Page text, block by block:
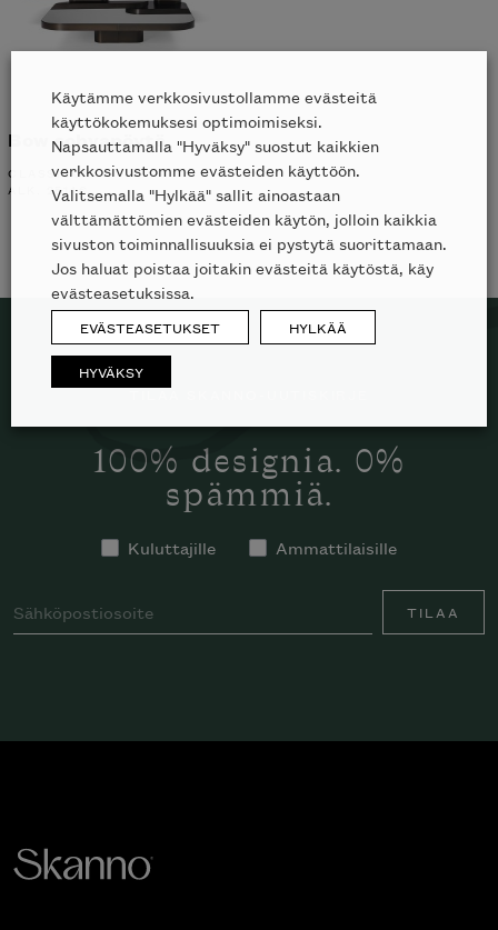
Bow sohvapöytä
CLASSICON
ALK. 2514€
TILAA SKANNO-UUTISKIRJE
100% designia. 0%
spämmiä.
Kuluttajille Ammattilaisille
TILAA
Käytämme verkkosivustollamme evästeitä
käyttökokemuksesi optimoimiseksi.
Napsauttamalla "Hyväksy" suostut kaikkien
verkkosivustomme evästeiden käyttöön.
Valitsemalla "Hylkää" sallit ainoastaan
välttämättömien evästeiden käytön, jolloin kaikkia
sivuston toiminnallisuuksia ei pystytä suorittamaan.
Jos haluat poistaa joitakin evästeitä käytöstä, käy
evästeasetuksissa.
EVÄSTEASETUKSET HYLKÄÄ
HYVÄKSY